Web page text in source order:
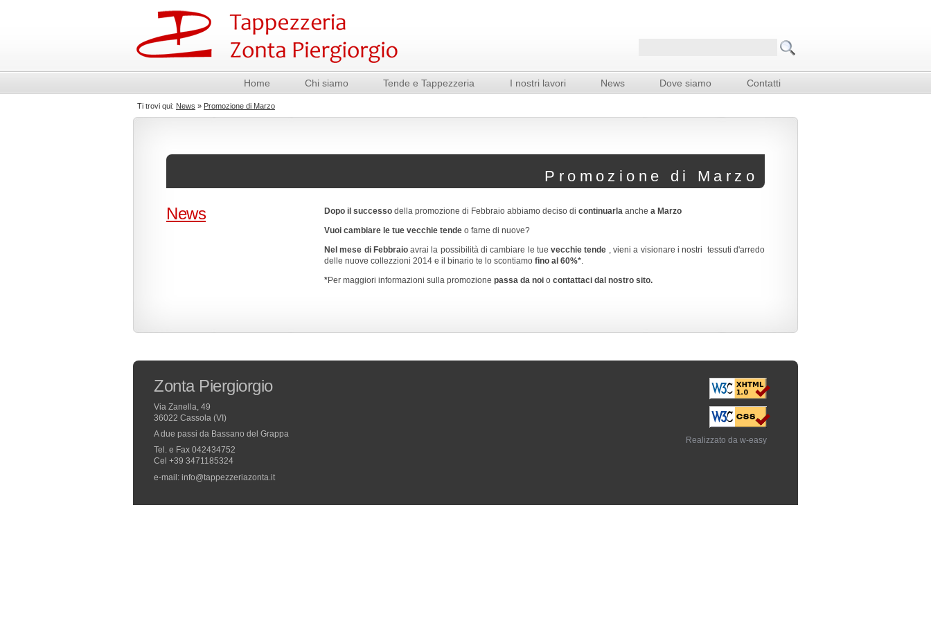
Home Chi siamo Tende e Tappezzeria I nostri lavori News Dove siamo Contatti
Ti trovi qui: News » Promozione di Marzo
Promozione di Marzo
News Dopo il successo della promozione di Febbraio abbiamo deciso di continuarla anche a Marzo
Vuoi cambiare le tue vecchie tende o farne di nuove?
Nel mese di Febbraioavrai la possibilità di cambiare le tuevecchie tende , vieni a visionare i nostri tessuti d'arredo
delle nuove collezzioni 2014 e il binario te lo scontiamo fino al 60%*.
*Per maggiori informazioni sulla promozione passa da noi o contattaci dal nostro sito.
Realizzato da w-easy
Zonta Piergiorgio
Via Zanella, 49
36022 Cassola (VI)
A due passi da Bassano del Grappa
Tel. e Fax 042434752
Cel +39 3471185324
e-mail: info@tappezzeriazonta.it